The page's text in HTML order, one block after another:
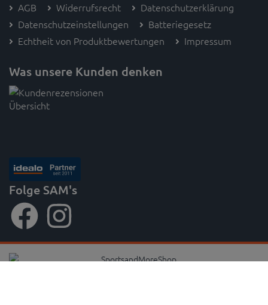
AGB Widerrufsrecht
Datenschutzerklärung
Datenschutzeinstellungen
Batteriegesetz
Echtheit von Produktbewertungen
Impressum
Was unsere Kunden denken
Folge SAM's